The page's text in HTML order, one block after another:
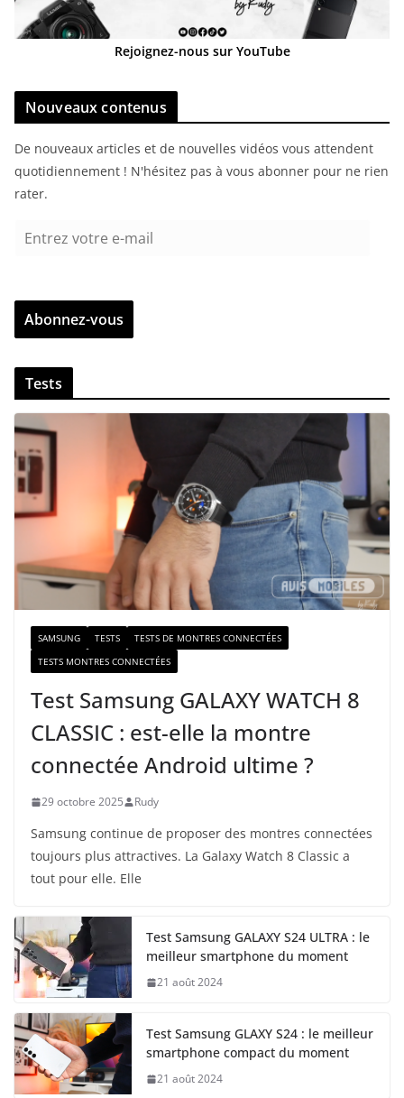
Rejoignez-nous sur YouTube
Nouveaux contenus
De nouveaux articles et de nouvelles vidéos vous attendent
quotidiennement ! N'hésitez pas à vous abonner pour ne rien
rater.
r
z
v
t
r
e
e
m
i
Abonnez-vous
Tests
SAMSUNG TESTS
TESTS DE MONTRES CONNECTÉES
TESTS MONTRES CONNECTÉES
Test Samsung GALAXY WATCH 8
CLASSIC : est-elle la montre
connectée Android ultime ?
29 octobre 2025 Rudy
Samsung continue de proposer des montres connectées
toujours plus attractives. La Galaxy Watch 8 Classic a
tout pour elle. Elle
Test Samsung GALAXY S24 ULTRA : le
meilleur smartphone du moment
21 août 2024
Test Samsung GLAXY S24 : le meilleur
smartphone compact du moment
21 août 2024